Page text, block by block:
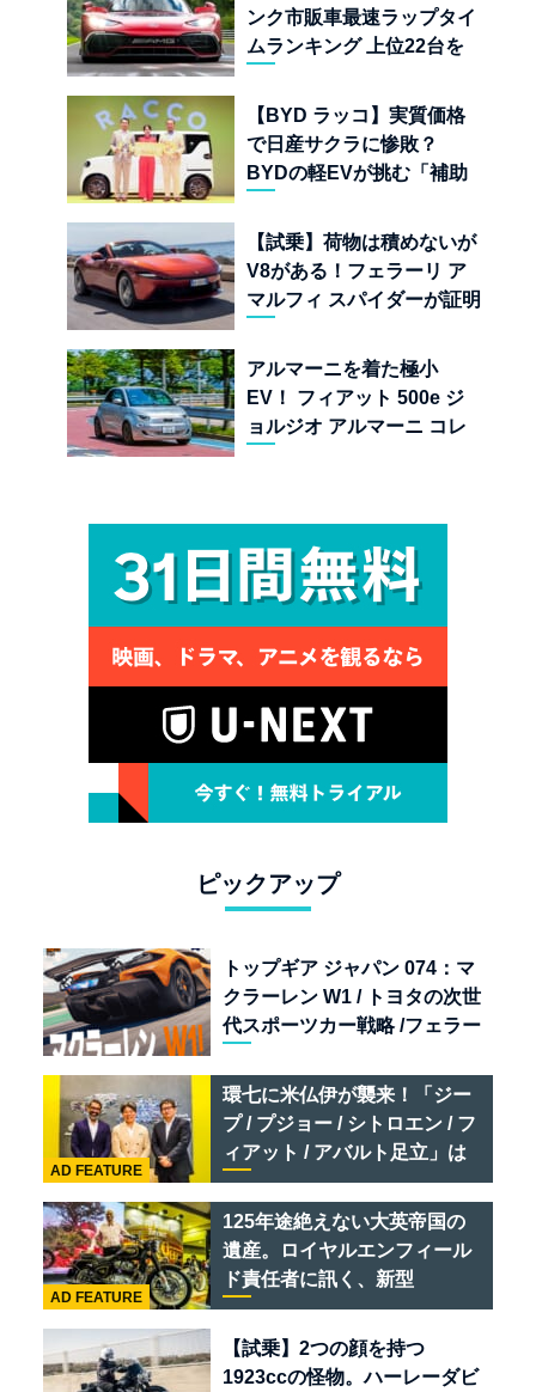
ンク市販車最速ラップタイ
ムランキング 上位22台を
【BYD ラッコ】実質価格
で日産サクラに惨敗？
BYDの軽EVが挑む「補助
界
【試乗】荷物は積めないが
V8がある！フェラーリ ア
マルフィ スパイダーが証明
ーの至福
アルマーニを着た極小
EV！ フィアット 500e ジ
ョルジオ アルマーニ コレ
ピックアップ
トップギア ジャパン 074：マ
クラーレン W1 / トヨタの次世
代スポーツカー戦略 /フェラー
リオ /ベントレー スーパース
ポーツ
環七に米仏伊が襲来！「ジー
プ / プジョー / シトロエン / フ
ィアット / アバルト足立」は
クルマのセレクトショップで
ある
AD FEATURE
125年途絶えない大英帝国の
遺産。ロイヤルエンフィール
ド責任者に訊く、新型
「BULLET 650」と“時間の
質”を愛する理由
AD FEATURE
【試乗】2つの顔を持つ
1923ccの怪物。ハーレーダビ